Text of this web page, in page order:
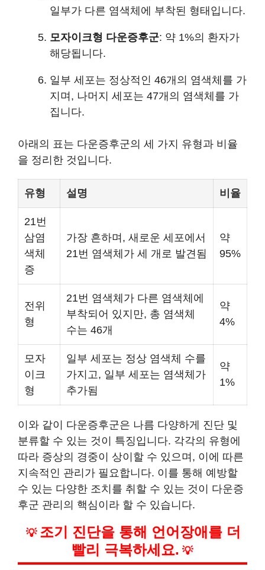
일부가 다른 염색체에 부착된 형태입니다.
모자이크형 다운증후군: 약 1%의 환자가
해당됩니다.
일부 세포는 정상적인 46개의 염색체를 가
지며, 나머지 세포는 47개의 염색체를 가
집니다.
아래의 표는 다운증후군의 세 가지 유형과 비율
을 정리한 것입니다.
유형 설명 비율
21번
삼염
색체
증
가장 흔하며, 새로운 세포에서
21번 염색체가 세 개로 발견됨
약
95%
전위
형
21번 염색체가 다른 염색체에
부착되어 있지만, 총 염색체
수는 46개
약
4%
모자
이크
형
일부 세포는 정상 염색체 수를
가지고, 일부 세포는 염색체가
추가됨
약
1%
이와 같이 다운증후군은 나름 다양하게 진단 및
분류할 수 있는 것이 특징입니다. 각각의 유형에
따라 증상의 경중이 상이할 수 있으며, 이에 따른
지속적인 관리가 필요합니다. 이를 통해 예방할
수 있는 다양한 조치를 취할 수 있는 것이 다운증
후군 관리의 핵심이라 할 수 있습니다.
💡 조기 진단을 통해 언어장애를 더
빨리 극복하세요. 💡